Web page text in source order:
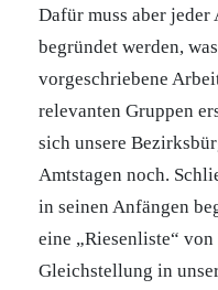
Dafür muss aber
begründet werden,
vorgeschriebene
relevanten Gruppen
sich unsere
Amtstagen noch.
in seinen Anfängen
eine „Riesenliste“
Gleichstellung in